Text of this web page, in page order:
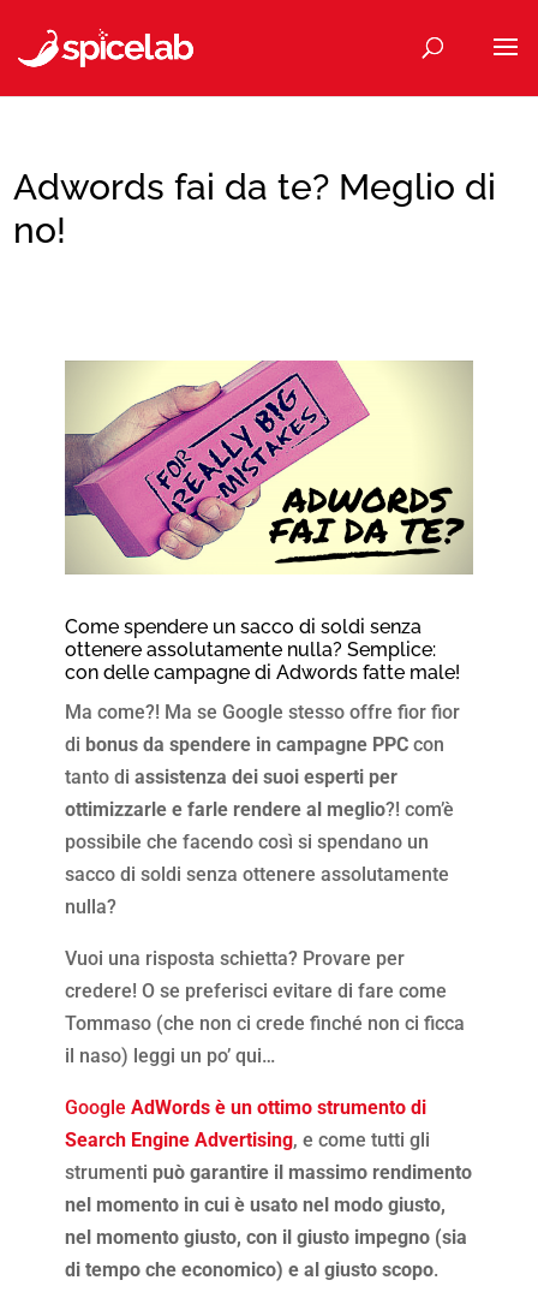
Adwords fai da te? Meglio di
no!
Come spendere un sacco di soldi senza
ottenere assolutamente nulla? Semplice:
con delle campagne di Adwords fatte male!
Ma come?! Ma se Google stesso offre fior fior
di bonus da spendere in campagne PPCcon
tanto di assistenza dei suoi esperti per
ottimizzarle e farle rendere al meglio?! com’è
possibile che facendo così si spendano un
sacco di soldi senza ottenere assolutamente
nulla?
Vuoi una risposta schietta? Provare per
credere! O se preferisci evitare di fare come
Tommaso (che non ci crede finché non ci ficca
il naso) leggi un po’ qui…
Google AdWords è un ottimo strumento di
Search Engine Advertising, e come tutti gli
strumenti può garantire il massimo rendimento
nel momento in cui è usato nel modo giusto,
nel momento giusto, con il giusto impegno (sia
di tempo che economico) e al giusto scopo.